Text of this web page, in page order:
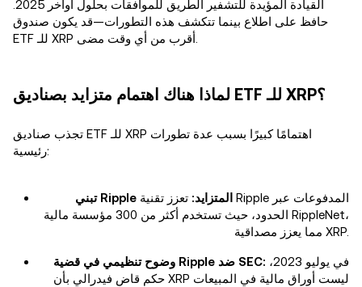
حافظ على اطلاع بينما تتكشف هذه التطورات—قد يكون صندوق
تجذب صناديق ETF للـ XRP اهتمامًا كبيرًا بسبب عدة تطورات
رئيسية:
تبني Ripple المتزايد: تعزز تقنية Ripple المدفوعات عبر
الحدود، حيث تستخدم أكثر من 300 مؤسسة مالية RippleNet،
مما يعزز مصداقية XRP.
وضوح تنظيمي في قضية Ripple ضد SEC:
حكم قاضٍ فيدرالي بأن XRP ليست أوراق مالية في المبيعات